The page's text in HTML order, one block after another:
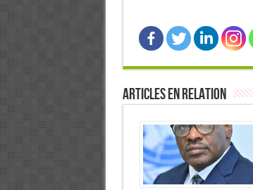
Articles en relation